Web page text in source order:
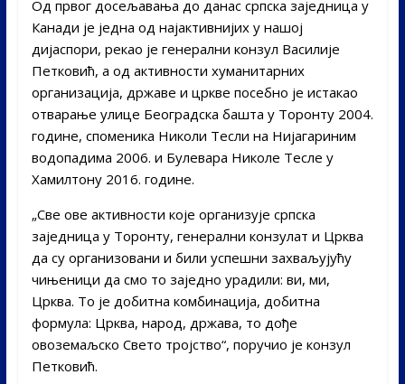
Од првог досељавања до данас српска заједница у
Канади је једна од најактивнијих у нашој
дијаспори, рекао је генерални конзул Василије
Петковић, а од активности хуманитарних
организација, државе и цркве посебно је истакао
отварање улице Београдска башта у Торонту 2004.
године, споменика Николи Тесли на Нијагариним
водопадима 2006. и Булевара Николе Тесле у
Хамилтону 2016. године.
„Све ове активности које организује српска
заједница у Торонту, генерални конзулат и Црква
да су организовани и били успешни захваљујућу
чињеници да смо то заједно урадили: ви, ми,
Црква. То је добитна комбинација, добитна
формула: Црква, народ, држава, то дође
овоземаљско Свето тројство“, поручио је конзул
Петковић.